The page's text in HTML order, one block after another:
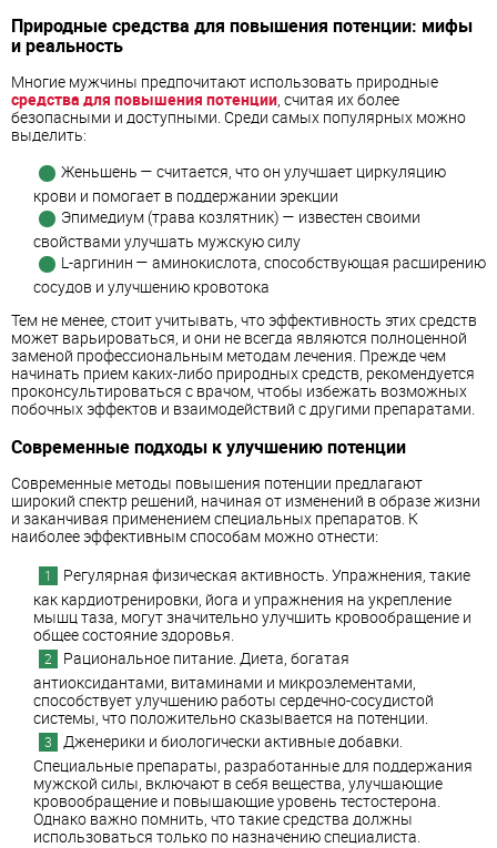
Природные средства для повышения потенции: мифы
и реальность
Многие мужчины предпочитают использовать природные
средства для повышения потенции, считая их более
безопасными и доступными. Среди самых популярных можно
выделить:
Женьшень — считается, что он улучшает циркуляцию
крови и помогает в поддержании эрекции
Эпимедиум (трава козлятник) — известен своими
свойствами улучшать мужскую силу
L-аргинин — аминокислота, способствующая расширению
сосудов и улучшению кровотока
Тем не менее, стоит учитывать, что эффективность этих средств
может варьироваться, и они не всегда являются полноценной
заменой профессиональным методам лечения. Прежде чем
начинать прием каких-либо природных средств, рекомендуется
проконсультироваться с врачом, чтобы избежать возможных
побочных эффектов и взаимодействий с другими препаратами.
Современные подходы к улучшению потенции
Современные методы повышения потенции предлагают
широкий спектр решений, начиная от изменений в образе жизни
и заканчивая применением специальных препаратов. К
наиболее эффективным способам можно отнести:
Регулярная физическая активность. Упражнения, такие
как кардиотренировки, йога и упражнения на укрепление
мышц таза, могут значительно улучшить кровообращение и
общее состояние здоровья.
Рациональное питание. Диета, богатая
антиоксидантами, витаминами и микроэлементами,
способствует улучшению работы сердечно-сосудистой
системы, что положительно сказывается на потенции.
Дженерики и биологически активные добавки.
Специальные препараты, разработанные для поддержания
мужской силы, включают в себя вещества, улучшающие
кровообращение и повышающие уровень тестостерона.
Однако важно помнить, что такие средства должны
использоваться только по назначению специалиста.